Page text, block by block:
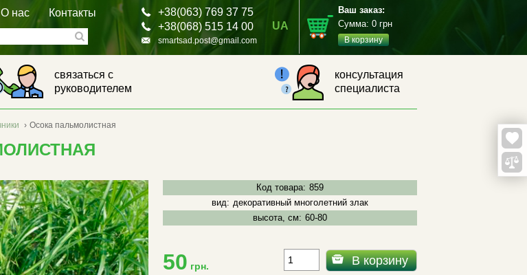
О нас Контакты
+38(063) 769 37 75
+38(068) 515 14 00
smartsad.post@gmail.com
UA
Ваш заказ:
Сумма: 0 грн
В корзину
связаться с
руководителем
консультация
специалиста
› Осока пальмолистная
Код товара: 859
вид: декоративный многолетний злак
высота, см: 60-80
50 грн. В корзину